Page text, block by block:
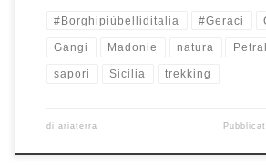
#Borghipiùbelliditalia #Geraci
Gangi Madonie natura
sapori Sicilia trekking
di ariaterra